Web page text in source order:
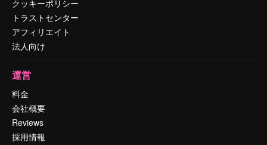
クッキーポリシー
トラストセンター
アフィリエイト
法人向け
運営
料金
会社概要
Reviews
採用情報